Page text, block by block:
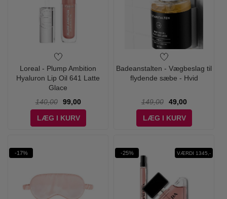
Loreal - Plump Ambition
Hyaluron Lip Oil 641 Latte
Glace
140,00
99,00
LÆG I KURV
Badeanstalten - Vægbeslag til
flydende sæbe - Hvid
149,00
49,00
LÆG I KURV
-17% -25% VÆRDI 1345,-